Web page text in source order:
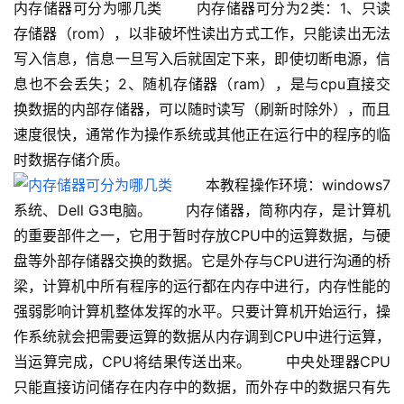
内存储器可分为哪几类 　　内存储器可分为2类：1、只读
存储器（rom），以非破坏性读出方式工作，只能读出无法
写入信息，信息一旦写入后就固定下来，即使切断电源，信
息也不会丢失；2、随机存储器（ram），是与cpu直接交
换数据的内部存储器，可以随时读写（刷新时除外），而且
速度很快，通常作为操作系统或其他正在运行中的程序的临
时数据存储介质。
本教程操作环境：windows7
系统、Dell G3电脑。 　　内存储器，简称内存，是计算机
的重要部件之一，它用于暂时存放CPU中的运算数据，与硬
盘等外部存储器交换的数据。它是外存与CPU进行沟通的桥
梁，计算机中所有程序的运行都在内存中进行，内存性能的
强弱影响计算机整体发挥的水平。只要计算机开始运行，操
作系统就会把需要运算的数据从内存调到CPU中进行运算，
当运算完成，CPU将结果传送出来。 　　中央处理器CPU
只能直接访问储存在内存中的数据，而外存中的数据只有先